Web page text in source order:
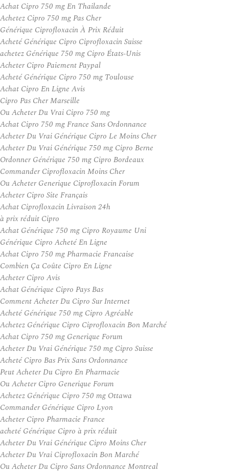
Achat Cipro 750 mg En Thailande
Achetez Cipro 750 mg Pas Cher
Générique Ciprofloxacin À Prix Réduit
Acheté Générique Cipro Ciprofloxacin Suisse
achetez Générique 750 mg Cipro États-Unis
Acheter Cipro Paiement Paypal
Acheté Générique Cipro 750 mg Toulouse
Achat Cipro En Ligne Avis
Cipro Pas Cher Marseille
Ou Acheter Du Vrai Cipro 750 mg
Achat Cipro 750 mg France Sans Ordonnance
Acheter Du Vrai Générique Cipro Le Moins Cher
Acheter Du Vrai Générique 750 mg Cipro Berne
Ordonner Générique 750 mg Cipro Bordeaux
Commander Ciprofloxacin Moins Cher
Ou Acheter Generique Ciprofloxacin Forum
Acheter Cipro Site Français
Achat Ciprofloxacin Livraison 24h
à prix réduit Cipro
Achat Générique 750 mg Cipro Royaume Uni
Générique Cipro Acheté En Ligne
Achat Cipro 750 mg Pharmacie Francaise
Combien Ça Coûte Cipro En Ligne
Acheter Cipro Avis
Achat Générique Cipro Pays Bas
Comment Acheter Du Cipro Sur Internet
Acheté Générique 750 mg Cipro Agréable
Achetez Générique Cipro Ciprofloxacin Bon Marché
Achat Cipro 750 mg Generique Forum
Acheter Du Vrai Générique 750 mg Cipro Suisse
Acheté Cipro Bas Prix Sans Ordonnance
Peut Acheter Du Cipro En Pharmacie
Ou Acheter Cipro Generique Forum
Achetez Générique Cipro 750 mg Ottawa
Commander Générique Cipro Lyon
Acheter Cipro Pharmacie France
acheté Générique Cipro à prix réduit
Acheter Du Vrai Générique Cipro Moins Cher
Acheter Du Vrai Ciprofloxacin Bon Marché
Ou Acheter Du Cipro Sans Ordonnance Montreal